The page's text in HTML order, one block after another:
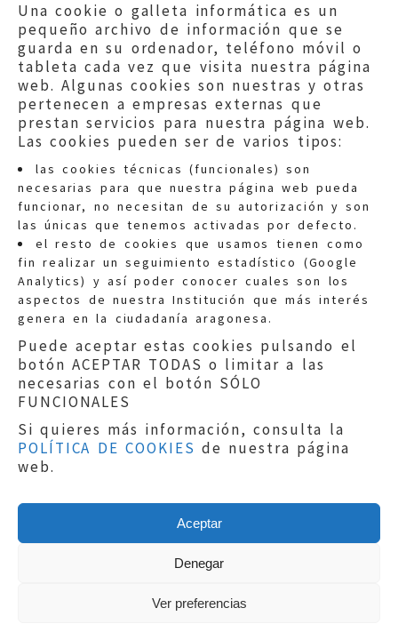
Una cookie o galleta informática es un
pequeño archivo de información que se
guarda en su ordenador, teléfono móvil o
tableta cada vez que visita nuestra página
web. Algunas cookies son nuestras y otras
pertenecen a empresas externas que
prestan servicios para nuestra página web.
Las cookies pueden ser de varios tipos:
las cookies técnicas (funcionales) son
necesarias para que nuestra página web pueda
funcionar, no necesitan de su autorización y son
las únicas que tenemos activadas por defecto.
el resto de cookies que usamos tienen como
fin realizar un seguimiento estadístico (Google
Analytics) y así poder conocer cuales son los
aspectos de nuestra Institución que más interés
genera en la ciudadanía aragonesa.
Puede aceptar estas cookies pulsando el
botón ACEPTAR TODAS o limitar a las
necesarias con el botón SÓLO
FUNCIONALES
Si quieres más información, consulta la
POLÍTICA DE COOKIES de nuestra página
web.
Aceptar
Denegar
Ver preferencias
Quejas:quejas@eljusticiadearagon.es
Información general:
informacion@eljusticiadearagon.es
Teléfonos:900 210 210/
Aviso legal|Política de privacidad|
Protección de Datos
Política de cookies
Copyright © 2019El Justicia de Aragón|
Sephor Consulting